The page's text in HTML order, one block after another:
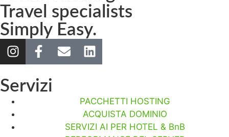
Travel specialists
Simply Easy.
Servizi
PACCHETTI HOSTING
ACQUISTA DOMINIO
SERVIZI AI PER HOTEL & BnB